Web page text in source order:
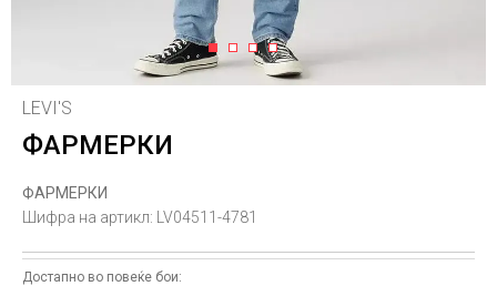
1 2 3 4
LEVI'S
ФАРМЕРКИ
ФАРМЕРКИ
Шифра на артикл:
LV04511-4781
Достапно во повеќе бои: